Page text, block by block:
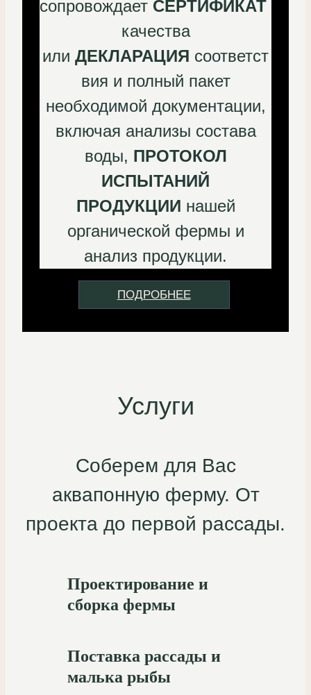
сопровождает СЕРТИФИКАТ
качества
или ДЕКЛАРАЦИЯ соответст
вия и полный пакет
необходимой документации,
включая анализы состава
воды, ПРОТОКОЛ
ИСПЫТАНИЙ
ПРОДУКЦИИ нашей
органической фермы и
анализ продукции.
ПОДРОБНЕЕ
Услуги
Соберем для Вас
аквапонную ферму. От
проекта до первой рассады.
Проектирование и
сборка фермы
Поставка рассады и
малька рыбы